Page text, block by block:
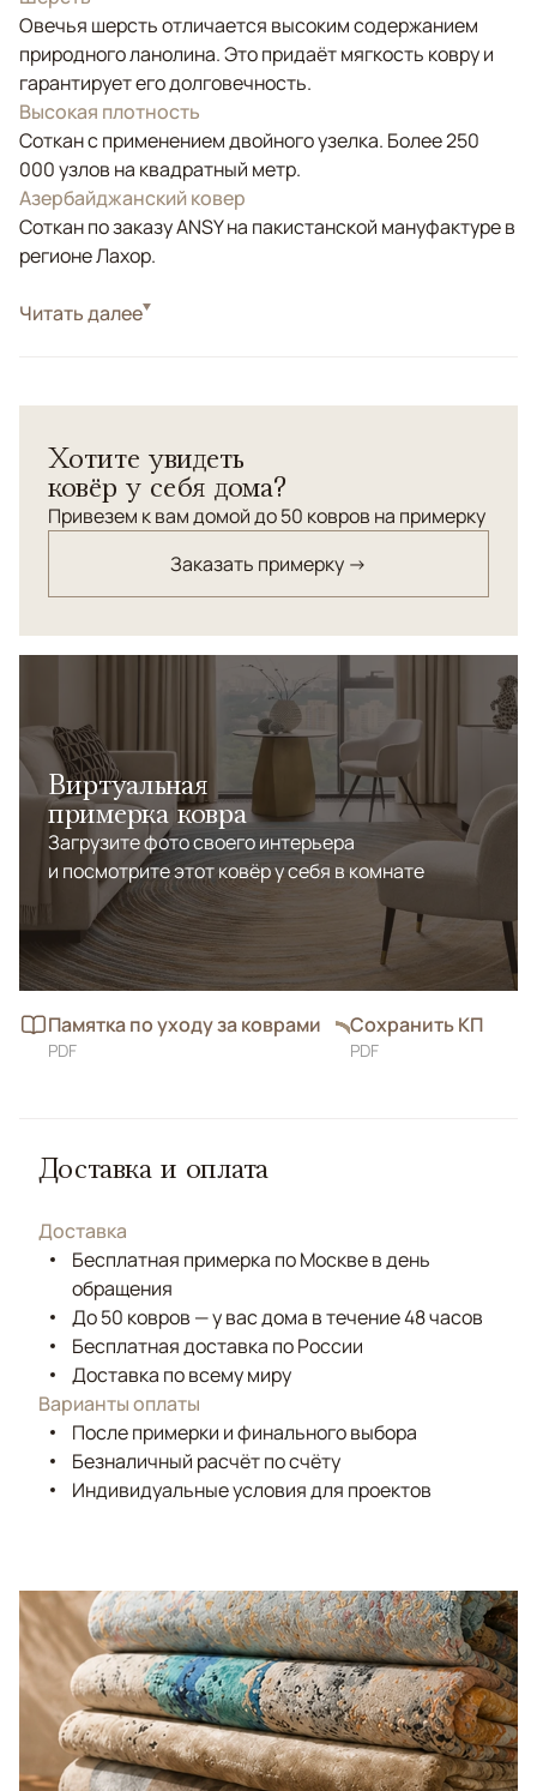
Овечья шерсть отличается высоким содержанием
природного ланолина. Это придаёт мягкость ковру и
гарантирует его долговечность.
Высокая плотность
Соткан с применением двойного узелка. Более 250
000 узлов на квадратный метр.
Азербайджанский ковер
Соткан по заказу ANSY на пакистанской мануфактуре в
регионе Лахор.
СтильКлассические
Читать далее
Хотите увидеть
ковёр у себя дома?
Привезем к вам домой до 50 ковров на примерку
Заказать примерку →
Виртуальная
примерка ковра
Загрузите фото своего интерьера
и посмотрите этот ковёр у себя в комнате
Памятка по уходу за коврами
PDF
Сохранить КП
PDF
Доставка и оплата
Доставка
Бесплатная примерка по Москве в день
обращения
До 50 ковров — у вас дома в течение 48 часов
Бесплатная доставка по России
Доставка по всему миру
Варианты оплаты
После примерки и финального выбора
Безналичный расчёт по счёту
Индивидуальные условия для проектов